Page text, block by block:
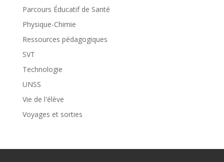
Parcours Éducatif de Santé
Physique-Chimie
Ressources pédagogiques
SVT
Technologie
UNSS
Vie de l'élève
Voyages et sorties